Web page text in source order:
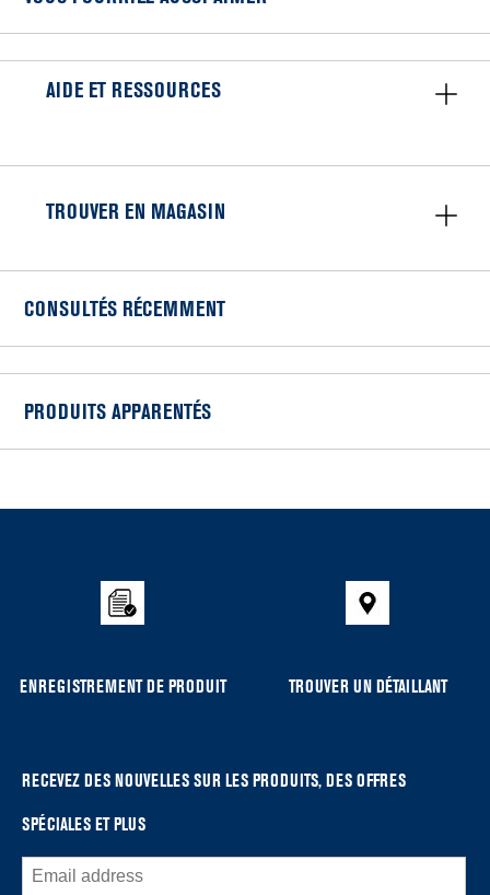
AIDE ET RESSOURCES
TROUVER EN MAGASIN
CONSULTÉS RÉCEMMENT
PRODUITS APPARENTÉS
added
find
the
this
page
ENREGISTREMENT DE PRODUIT TROUVER UN DÉTAILLANT
RECEVEZ DES NOUVELLES SUR LES PRODUITS, DES OFFRES
SPÉCIALES ET PLUS